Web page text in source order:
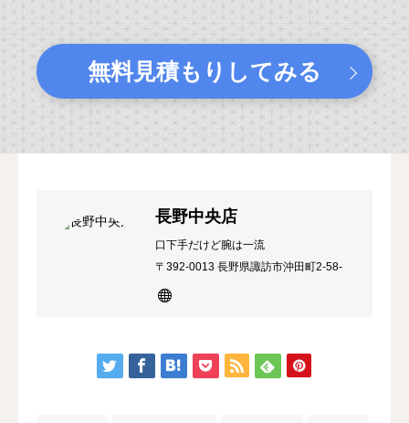
無料見積もりしてみる
長野中央店
口下手だけど腕は一流
〒392-0013 長野県諏訪市沖田町2-58-
103